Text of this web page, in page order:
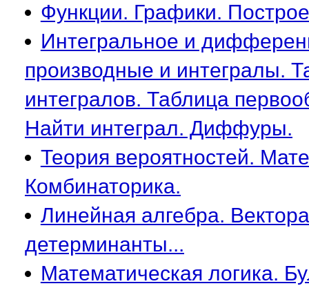
Функции. Графики.
Интегральное и
производные и интегралы.
интегралов. Таблица
Найти интеграл. Диффуры.
Теория вероятностей.
Комбинаторика.
Линейная алгебра.
детерминанты...
Математическая логика.